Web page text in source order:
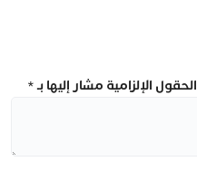
الحقول الإلزامية مشار إليها بـ*